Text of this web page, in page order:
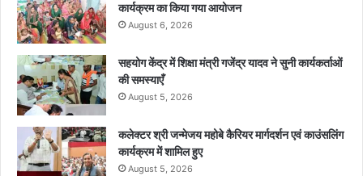
कार्यक्रम का किया गया आयोजन
August 6, 2026
सहयोग केंद्र में शिक्षा मंत्री गजेंद्र यादव ने सुनी कार्यकर्ताओं
की समस्याएँ
August 5, 2026
कलेक्टर श्री जन्मेजय महोबे कैरियर मार्गदर्शन एवं काउंसलिंग
कार्यक्रम में शामिल हुए
August 5, 2026